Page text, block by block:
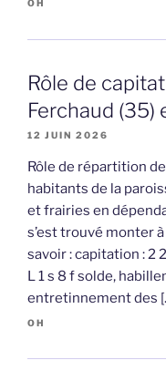
OH
Rôle de
Ferchaud (35)
12 JUIN 2026
Rôle de répartition
habitants de la
et frairies en
s’est trouvé monter
savoir : capitation : 2
L 1 s 8 f solde,
entretinnement des
OH